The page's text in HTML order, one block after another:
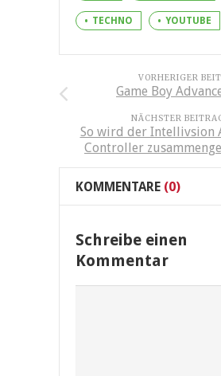
TECHNO YOUTUBE
VORHERIGER
Game Boy
NÄCHSTER
So wird der Intellivsion
Controller
KOMMENTARE (0)
Schreibe einen
Kommentar